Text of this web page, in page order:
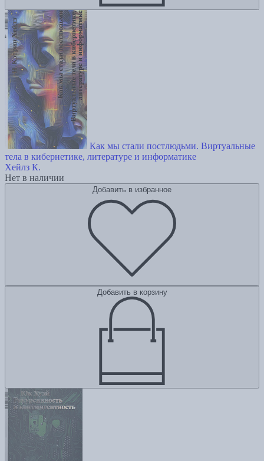
Как мы стали постлюдьми. Виртуальные
тела в кибернетике, литературе и информатике
Хейлз К.
Нет в наличии
Добавить в избранное
Добавить в корзину